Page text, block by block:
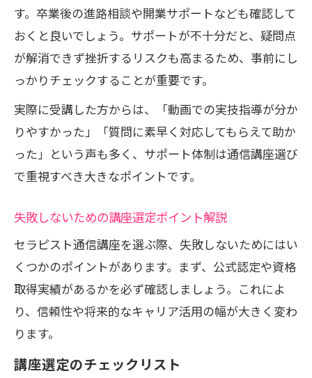
す。卒業後の進路相談や開業サポートなども確認して
おくと良いでしょう。サポートが不十分だと、疑問点
が解消できず挫折するリスクも高まるため、事前にし
っかりチェックすることが重要です。
実際に受講した方からは、「動画での実技指導が分か
りやすかった」「質問に素早く対応してもらえて助か
った」という声も多く、サポート体制は通信講座選び
で重視すべき大きなポイントです。
失敗しないための講座選定ポイント解説
セラピスト通信講座を選ぶ際、失敗しないためにはい
くつかのポイントがあります。まず、公式認定や資格
取得実績があるかを必ず確認しましょう。これによ
り、信頼性や将来的なキャリア活用の幅が大きく変わ
ります。
講座選定のチェックリスト